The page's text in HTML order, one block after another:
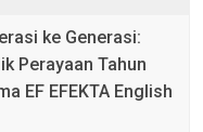
ke Generasi:
Perayaan Tahun
EF EFEKTA English